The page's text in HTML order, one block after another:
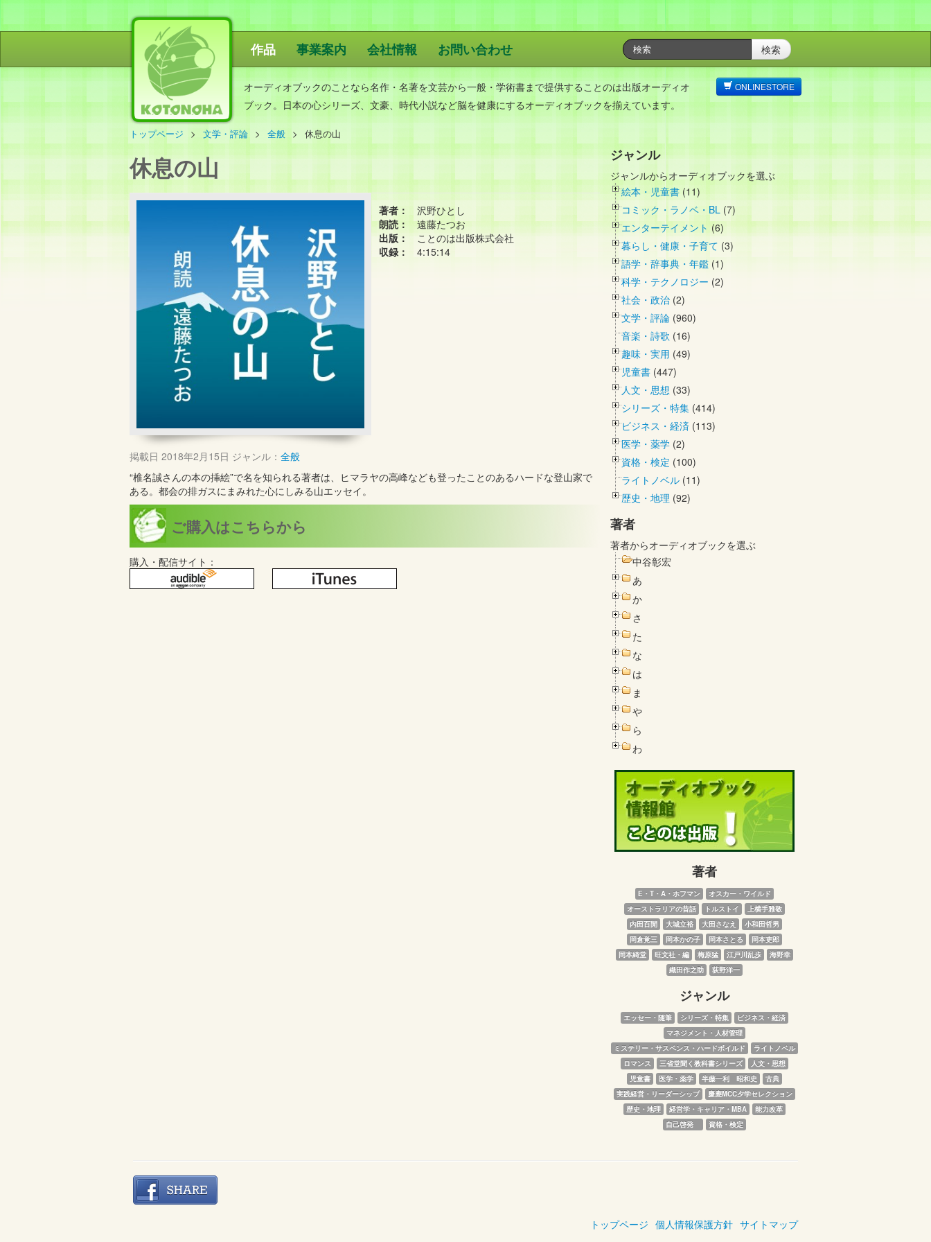
ことのは出版
作品 事業案内 会社情報 お問い合わせ 検索
オーディオブックのことなら名作・名著を文芸から一般・学術書まで提供することのは出版オーディオ
ブック。日本の心シリーズ、文豪、時代小説など脳を健康にするオーディオブックを揃えています。
ONLINESTORE
トップページ 文学・評論 全般 休息の山
休息の山
著者：
沢野ひとし
朗読：
遠藤たつお
出版：
ことのは出版株式会社
収録：
4:15:14
掲載日 2018年2月15日 ジャンル： 全般
“椎名誠さんの本の挿絵”で名を知られる著者は、ヒマラヤの高峰なども登ったことのあるハードな登山家で
ある。都会の排ガスにまみれた心にしみる山エッセイ。
ご購入はこちらから
購入・配信サイト：
ジャンル
ジャンルからオーディオブックを選ぶ
絵本・児童書 (11)
コミック・ラノベ・BL (7)
エンターテイメント (6)
暮らし・健康・子育て (3)
語学・辞事典・年鑑 (1)
科学・テクノロジー (2)
社会・政治 (2)
文学・評論 (960)
音楽・詩歌 (16)
趣味・実用 (49)
児童書 (447)
人文・思想 (33)
シリーズ・特集 (414)
ビジネス・経済 (113)
医学・薬学 (2)
資格・検定 (100)
ライトノベル (11)
歴史・地理 (92)
著者
著者からオーディオブックを選ぶ
中谷彰宏
あ
か
さ
た
な
は
ま
や
ら
わ
著者
E・T・A・ホフマン
オスカー・ワイルド
オーストラリアの昔話
トルストイ
上横手雅敬
内田百閒
大城立裕 大田さなえ
小和田哲男
岡倉覚三
岡本かの子 岡本さとる
岡本吏郎
岡本綺堂
旺文社・編 梅原猛 江戸川乱歩
海野幸
織田作之助
荻野洋一
ジャンル
エッセー・随筆 シリーズ・特集
ビジネス・経済
マネジメント・人材管理
ミステリー・サスペンス・ハードボイルド
ライトノベル
ロマンス
三省堂聞く教科書シリーズ
人文・思想
児童書
医学・薬学 半藤一利　昭和史
古典
実践経営・リーダーシップ
慶應MCC夕学セレクション
歴史・地理
経営学・キャリア・MBA
能力改革
自己啓発
資格・検定
トップページ 個人情報保護方針 サイトマップ